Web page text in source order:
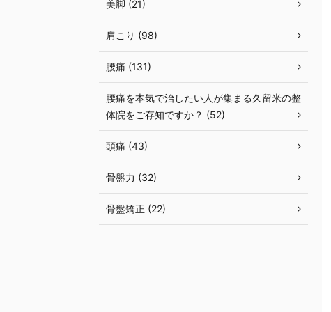
美脚 (21)
肩こり (98)
腰痛 (131)
腰痛を本気で治したい人が集まる久留米の整
体院をご存知ですか？ (52)
頭痛 (43)
骨盤力 (32)
骨盤矯正 (22)